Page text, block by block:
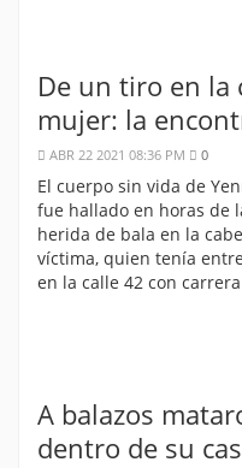
De un tiro en la
mujer: la
ABR 22 2021 08:36 PM 0
El cuerpo sin vida de
fue hallado en horas de
herida de bala en la
víctima, quien tenía
en la calle 42 con
A balazos
dentro de su